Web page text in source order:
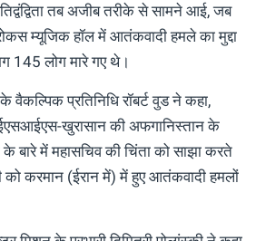
तब अजीब तरीके से सामने आई, जब
म्यूजिक हॉल में आतंकवादी हमले का मुद्दा
145 लोग मारे गए थे।
वैकल्पिक प्रतिनिधि रॉबर्ट वुड ने कहा,
खुरासान की अफगानिस्तान के
बारे में महासचिव की चिंता को साझा करते
करमान (ईरान में) में हुए आतंकवादी हमलों